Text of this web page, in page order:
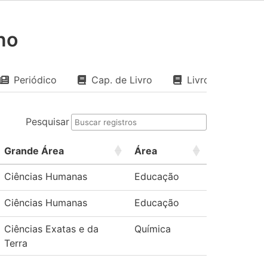
Periódico Cap. de Livro Livro
Pesquisar
Grande Área Área
Ciências Humanas Educação
Ciências Humanas Educação
Ciências Exatas e da
Terra
Química